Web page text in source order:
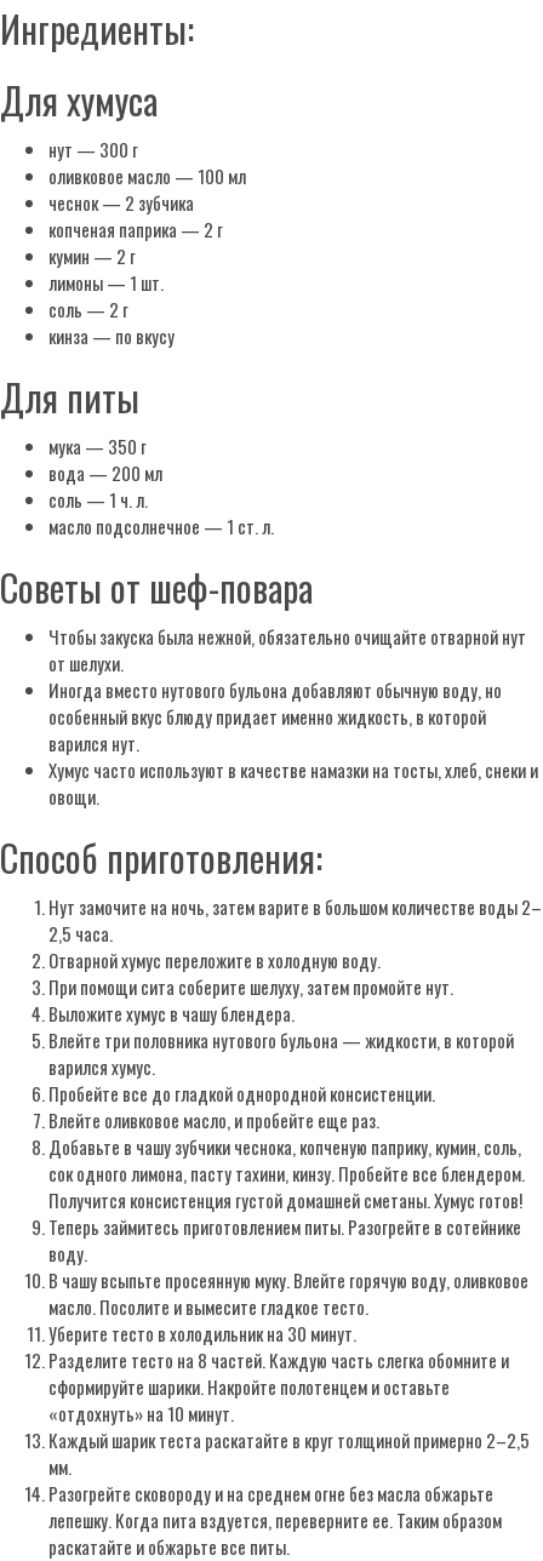
Ингредиенты:
Для хумуса
нут — 300 г
оливковое масло — 100 мл
чеснок — 2 зубчика
копченая паприка — 2 г
кумин — 2 г
лимоны — 1 шт.
соль — 2 г
кинза — по вкусу
Для питы
мука — 350 г
вода — 200 мл
соль — 1 ч. л.
масло подсолнечное — 1 ст. л.
Советы от шеф-повара
Чтобы закуска была нежной, обязательно очищайте отварной нут
от шелухи.
Иногда вместо нутового бульона добавляют обычную воду, но
особенный вкус блюду придает именно жидкость, в которой
варился нут.
Хумус часто используют в качестве намазки на тосты, хлеб, снеки и
овощи.
Способ приготовления:
Нут замочите на ночь, затем варите в большом количестве воды 2–
2,5 часа.
Отварной хумус переложите в холодную воду.
При помощи сита соберите шелуху, затем промойте нут.
Выложите хумус в чашу блендера.
Влейте три половника нутового бульона — жидкости, в которой
варился хумус.
Пробейте все до гладкой однородной консистенции.
Влейте оливковое масло, и пробейте еще раз.
Добавьте в чашу зубчики чеснока, копченую паприку, кумин, соль,
сок одного лимона, пасту тахини, кинзу. Пробейте все блендером.
Получится консистенция густой домашней сметаны. Хумус готов!
Теперь займитесь приготовлением питы. Разогрейте в сотейнике
воду.
В чашу всыпьте просеянную муку. Влейте горячую воду, оливковое
масло. Посолите и вымесите гладкое тесто.
Уберите тесто в холодильник на 30 минут.
Разделите тесто на 8 частей. Каждую часть слегка обомните и
сформируйте шарики. Накройте полотенцем и оставьте
«отдохнуть» на 10 минут.
Каждый шарик теста раскатайте в круг толщиной примерно 2–2,5
мм.
Разогрейте сковороду и на среднем огне без масла обжарьте
лепешку. Когда пита вздуется, переверните ее. Таким образом
раскатайте и обжарьте все питы.